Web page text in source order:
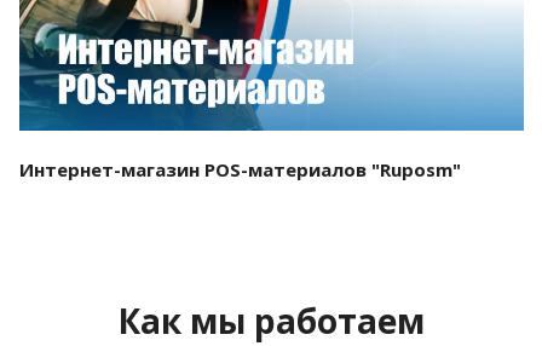
Интернет-магазин POS-материалов "Ruposm"
Как мы работаем